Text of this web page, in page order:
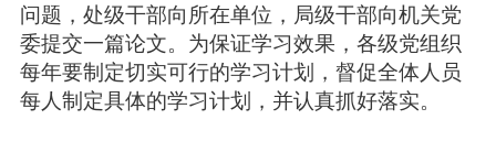
问题，处级干部向所在单位，局级干部向机关党
委提交一篇论文。为保证学习效果，各级党组织
每年要制定切实可行的学习计划，督促全体人员
每人制定具体的学习计划，并认真抓好落实。